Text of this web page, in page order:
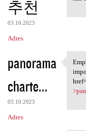
n
t
a
z
e
추천
03.10.2023
Adres
panorama
charte...
03.10.2023
Adres